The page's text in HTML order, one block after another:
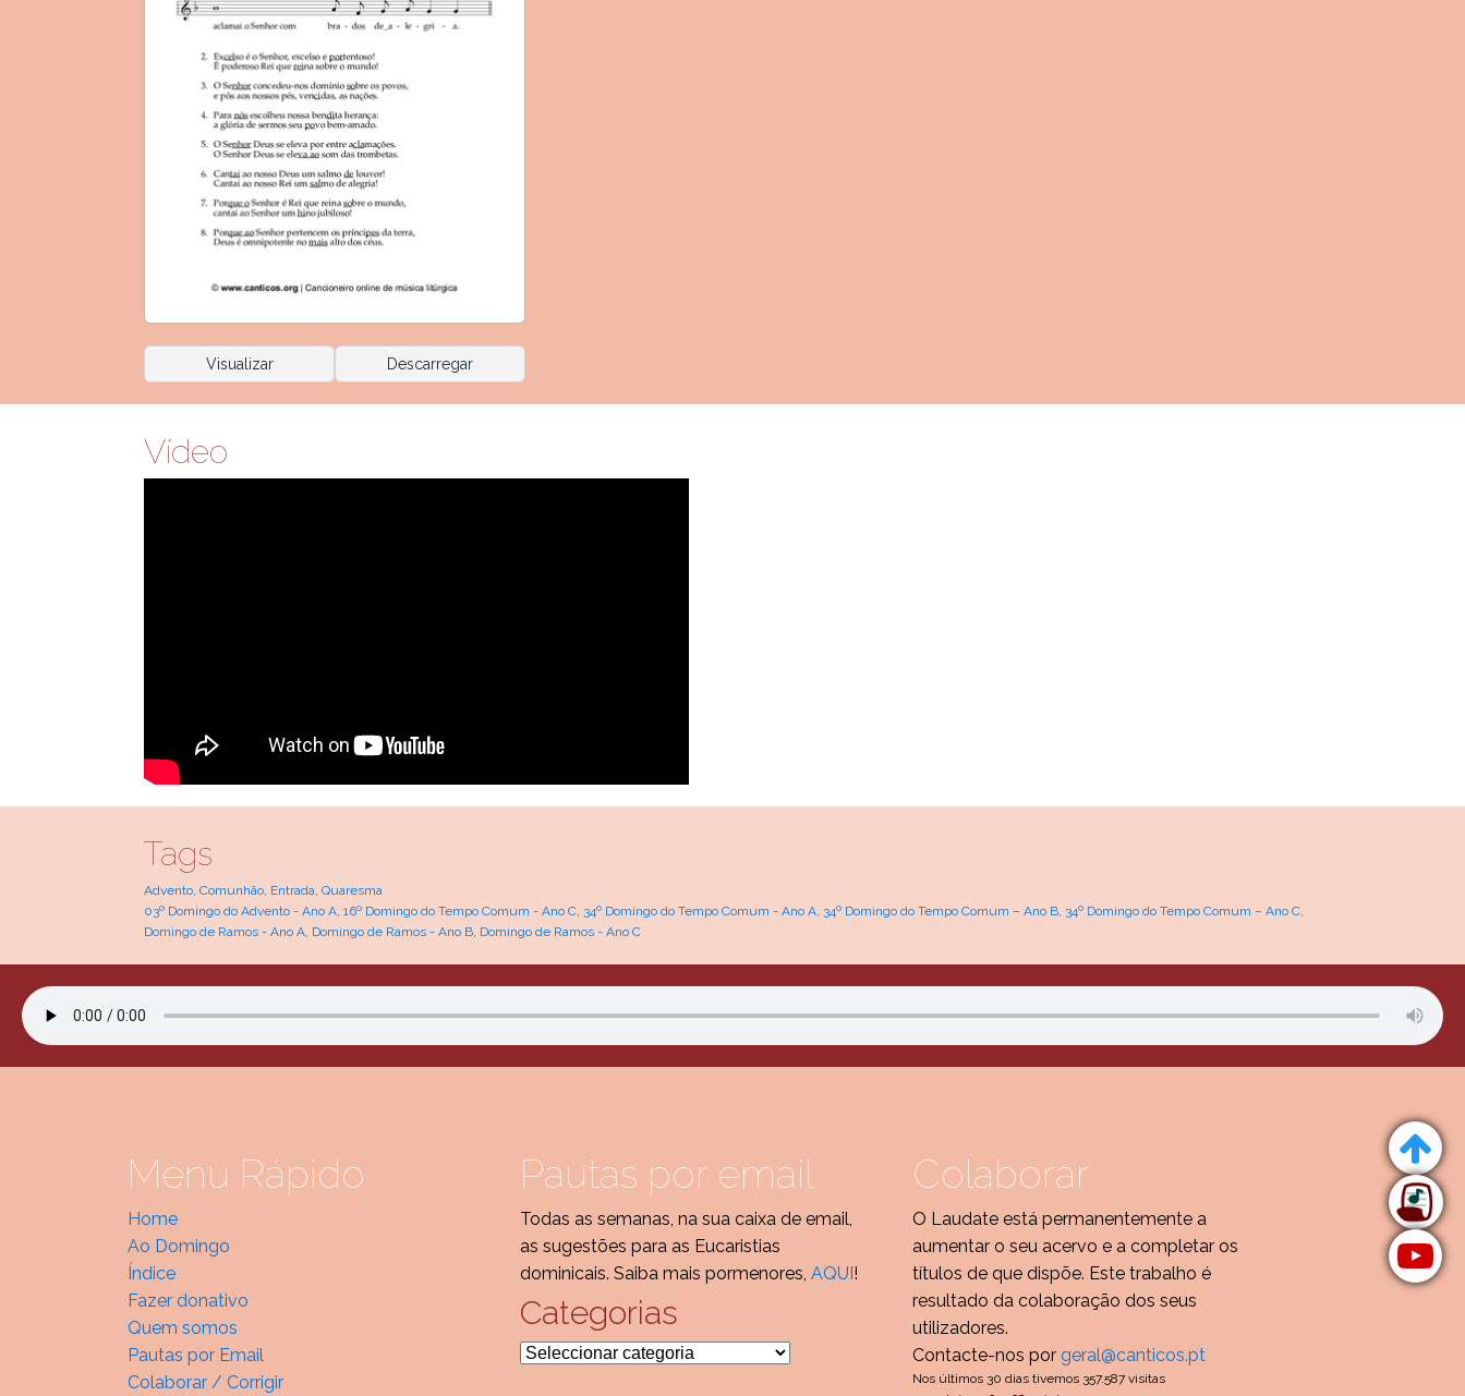
Visualizar Descarregar
Vídeo
Tags
Advento, Comunhão, Entrada, Quaresma
03º Domingo do Advento - Ano A, 16º Domingo do Tempo Comum - Ano C, 34º Domingo do Tempo Comum - Ano A, 34º Domingo do Tempo Comum – Ano B, 34º Domingo do Tempo Comum – Ano C,
Domingo de Ramos - Ano A, Domingo de Ramos - Ano B, Domingo de Ramos - Ano C
Menu Rápido
Home
Ao Domingo
Índice
Fazer donativo
Quem somos
Pautas por Email
Colaborar / Corrigir
Pautas por email
Todas as semanas, na sua caixa de email,
as sugestões para as Eucaristias
dominicais. Saiba mais pormenores, AQUI !
Categorias
Categorias
Colaborar
O Laudate está permanentemente a
aumentar o seu acervo e a completar os
títulos de que dispõe. Este trabalho é
resultado da colaboração dos seus
utilizadores.
Contacte-nos por geral@canticos.pt
Nos últimos 30 dias tivemos 357.587 visitas